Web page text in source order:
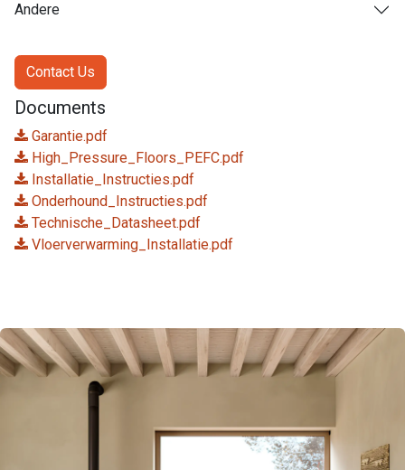
Andere
Contact Us
Documents
Garantie.pdf
High_Pressure_Floors_PEFC.pdf
Installatie_Instructies.pdf
Onderhound_Instructies.pdf
Technische_Datasheet.pdf
Vloerverwarming_Installatie.pdf